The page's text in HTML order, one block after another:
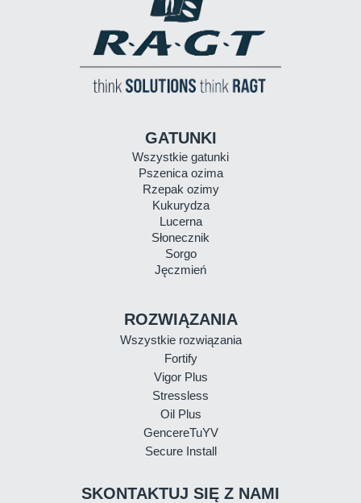
WIADOMOŚCI
Eric Schmitt. Żegnamy naszego kolegę
i wieloletniego szefa
więcej informacji
GATUNKI
Wszystkie gatunki
Pszenica ozima
Rzepak ozimy
Kukurydza
Lucerna
Słonecznik
Sorgo
Jęczmień
ROZWIĄZANIA
Wszystkie rozwiązania
Fortify
Vigor Plus
Stressless
Oil Plus
GencereTuYV
Secure Install
SKONTAKTUJ SIĘ Z NAMI